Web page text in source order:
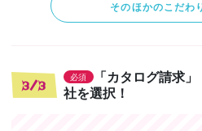
そのほかのこだわ
3/3
必須
「カタログ請求
社を選択！